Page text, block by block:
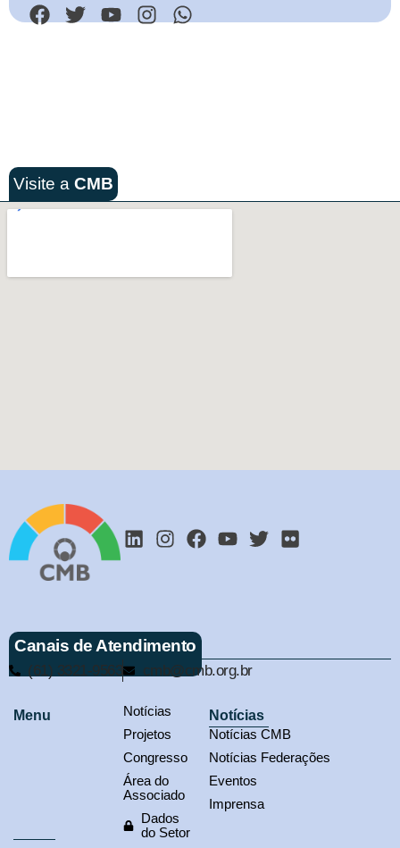
Visite a CMB
Canais de Atendimento
(61) 3321-9563 cmb@cmb.org.br
Menu
Notícias
Projetos
Congresso
Área do
Associado
Dados
do Setor
Notícias
Notícias CMB
Notícias Federações
Eventos
Imprensa